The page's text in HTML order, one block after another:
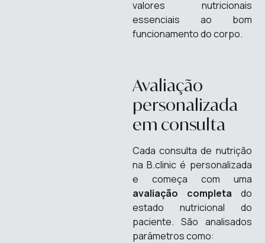
valores nutricionais
essenciais ao bom
funcionamento do corpo.
Avaliação
personalizada
em consulta
Cada consulta de nutrição
na B.clinic é personalizada
e começa com uma
avaliação completa do
estado nutricional do
paciente. São analisados
parâmetros como: